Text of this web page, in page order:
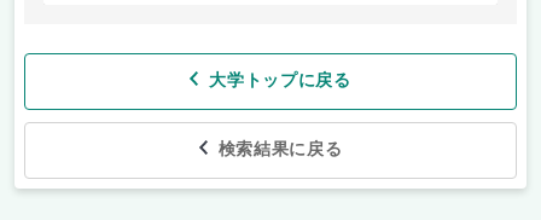
大学トップに戻る
検索結果に戻る